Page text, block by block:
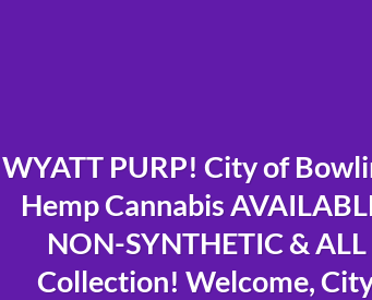
WYATT PURP! City of
Hemp Cannabis
NON-SYNTHETIC &
Collection! Welcome,